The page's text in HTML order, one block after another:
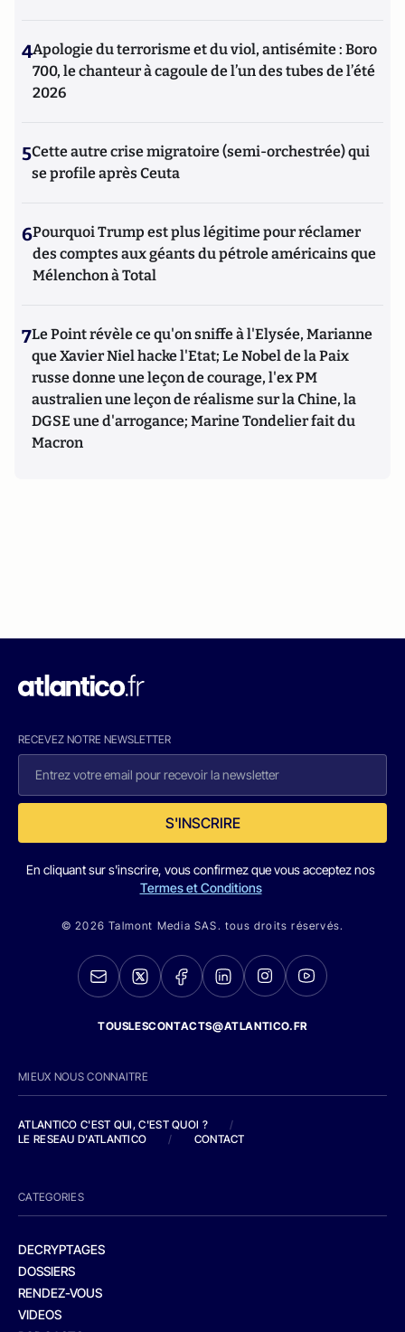
4Apologie du terrorisme et du viol, antisémite : Boro
700, le chanteur à cagoule de l’un des tubes de l’été
2026
5Cette autre crise migratoire (semi-orchestrée) qui
se profile après Ceuta
6Pourquoi Trump est plus légitime pour réclamer
des comptes aux géants du pétrole américains que
Mélenchon à Total
7Le Point révèle ce qu'on sniffe à l'Elysée, Marianne
que Xavier Niel hacke l'Etat; Le Nobel de la Paix
russe donne une leçon de courage, l'ex PM
australien une leçon de réalisme sur la Chine, la
DGSE une d'arrogance; Marine Tondelier fait du
Macron
RECEVEZ NOTRE NEWSLETTER
S'INSCRIRE
En cliquant sur s'inscrire, vous confirmez que vous acceptez nos
Termes et Conditions
© 2026 Talmont Media SAS. tous droits réservés.
TOUSLESCONTACTS@ATLANTICO.FR
MIEUX NOUS CONNAITRE
ATLANTICO C'EST QUI, C'EST QUOI ?
/
LE RESEAU D'ATLANTICO
/ CONTACT
CATEGORIES
DECRYPTAGES
DOSSIERS
RENDEZ-VOUS
VIDEOS